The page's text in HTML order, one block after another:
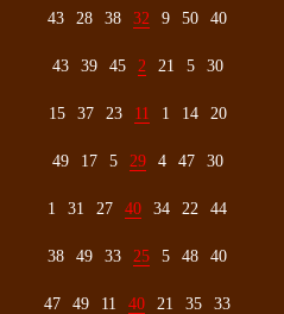
43 28 38 32 9 50 40
43 39 45 2 21 5 30
15 37 23 11 1 14 20
49 17 5 29 4 47 30
1 31 27 40 34 22 44
38 49 33 25 5 48 40
47 49 11 40 21 35 33